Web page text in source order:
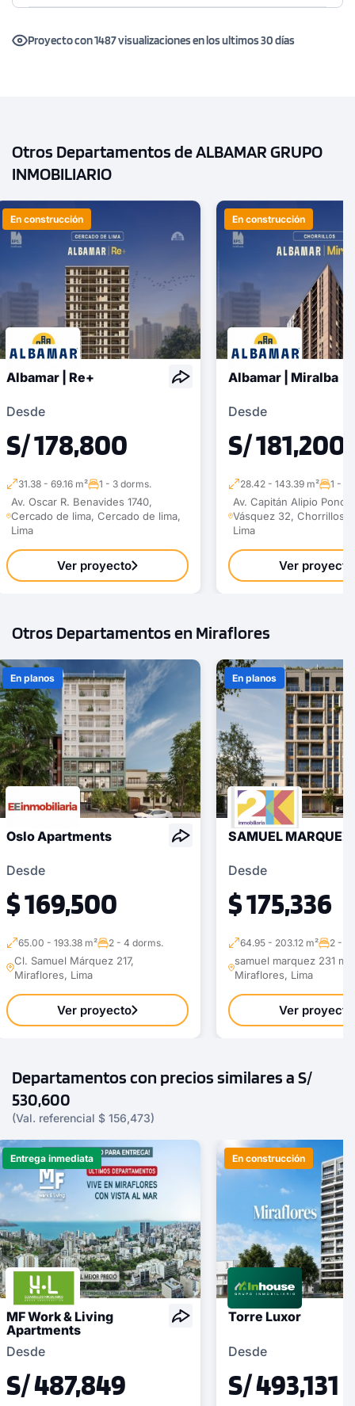
Proyecto con 1487 visualizaciones en los ultimos 30 días
Otros Departamentos de ALBAMAR GRUPO
INMOBILIARIO
En construcción
Albamar | Re+
Desde
S/ 178,800
31.38 - 69.16 m² 1 - 3 dorms.
Av. Oscar R. Benavides 1740,
Cercado de lima, Cercado de lima,
Lima
Ver proyecto
En construcción
Albamar | Miralba
Desde
S/ 181,200
28.42 - 143.39 m² 1 - 3
Av. Capitán Alipio Ponce
Vásquez 32, Chorrillos,
Lima
Ver proyecto
Otros Departamentos en Miraflores
En planos
Oslo Apartments
Desde
$ 169,500
65.00 - 193.38 m² 2 - 4 dorms.
Cl. Samuel Márquez 217,
Miraflores, Lima
Ver proyecto
En planos
SAMUEL MARQUEZ
Desde
$ 175,336
64.95 - 203.12 m² 2 - 3
samuel marquez 231
Miraflores, Lima
Ver proyecto
Departamentos con precios similares a S/
530,600
(Val. referencial $ 156,473)
Entrega inmediata
MF Work & Living
Apartments
Desde
S/ 487,849
En construcción
Torre Luxor
Desde
S/ 493,131